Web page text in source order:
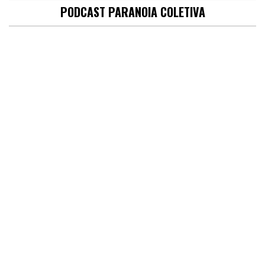
PODCAST PARANOIA COLETIVA